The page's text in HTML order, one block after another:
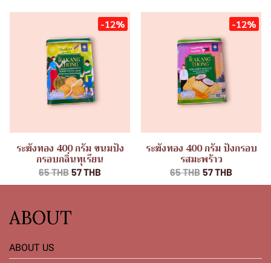
-12%
ระฆังทอง 400 กรัม ขนมปัง
กรอบกลิ่นทุเรียน
65 THB 57 THB
-12%
ระฆังทอง 400 กรัม ปังกรอบ
รสมะพร้าว
65 THB 57 THB
ABOUT
ABOUT US